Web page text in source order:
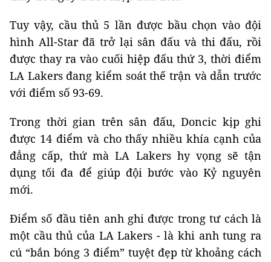
Tuy vậy, cầu thủ 5 lần được bầu chọn vào đội
hình All-Star đã trở lại sân đấu và thi đấu, rồi
được thay ra vào cuối hiệp đấu thứ 3, thời điểm
LA Lakers đang kiểm soát thế trận và dẫn trước
với điểm số 93-69.
Trong thời gian trên sân đấu, Doncic kịp ghi
được 14 điểm và cho thấy nhiều khía cạnh của
đẳng cấp, thứ mà LA Lakers hy vọng sẽ tận
dụng tối đa để giúp đội bước vào Kỷ nguyên
mới.
Điểm số đầu tiên anh ghi được trong tư cách là
một cầu thủ của LA Lakers - là khi anh tung ra
cú “bắn bóng 3 điểm” tuyệt đẹp từ khoảng cách